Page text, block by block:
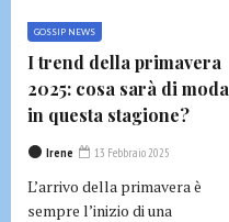
GOSSIP NEWS
I trend della primavera
2025: cosa sarà di moda
in questa stagione?
Irene 13 Febbraio 2025
L’arrivo della primavera è
sempre l’inizio di una